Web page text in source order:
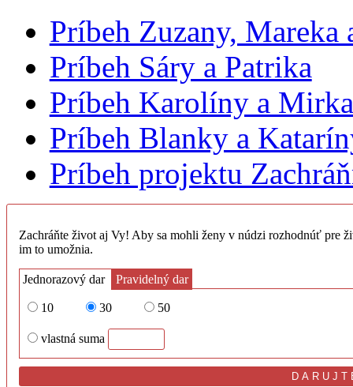
Príbeh Zuzany, Mareka
Príbeh Sáry a Patrika
Príbeh Karolíny a Mirka
Príbeh Blanky a
Príbeh projektu